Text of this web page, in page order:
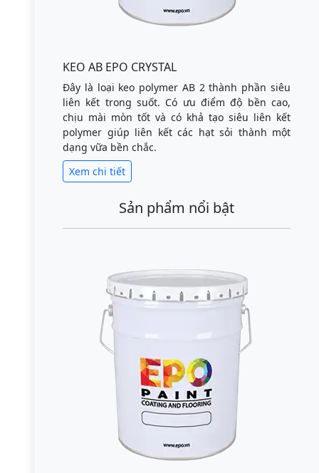
KEO AB EPO CRYSTAL
Đây là loại keo polymer AB 2 thành phần siêu
liên kết trong suốt. Có ưu điểm độ bền cao,
chịu mài mòn tốt và có khả tạo siêu liên kết
polymer giúp liên kết các hạt sỏi thành một
dạng vữa bền chắc.
Xem chi tiết
Sản phẩm nổi bật